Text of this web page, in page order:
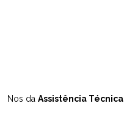
Nos da Assistência